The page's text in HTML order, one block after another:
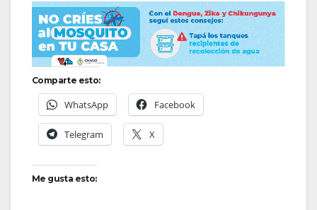
Comparte esto:
WhatsApp Facebook
Telegram X
Me gusta esto: